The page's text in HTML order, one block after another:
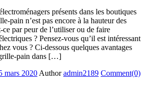
présents dans les boutiques
pain n’est pas encore à la hauteur des
ce par peur de l’utiliser ou de faire
? Pensez-vous qu’il est intéressant
vous ? Ci-dessous quelques avantages
pain dans […]
mars 2020 Author admin2189 Comment(0)